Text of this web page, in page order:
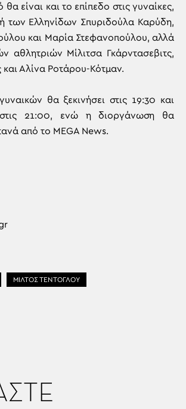
θα είναι και το επίπεδο στις γυναίκες,
των Ελληνίδων Σπυριδούλα Καρύδη,
και Μαρία Στεφανοπούλου, αλλά
αθλητριών Μίλιτσα Γκάρντασεβιτς,
και Αλίνα Ροτάρου-Κότμαν.
θα ξεκινήσει στις 19:30 και
21:00, ενώ η διοργάνωση θα
από το MEGA News.
ΜΙΛΤΟΣ ΤΕΝΤΟΓΛΟΥ